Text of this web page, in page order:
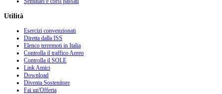
Utilità
Esercizi convenzionati
Diretta dalla ISS
Elenco terremoti in Italia
Controlla il traffico Aereo
Controlla il SOLE
Link Amici
Download
Diventa Sostenitore
Fai un'Offerta